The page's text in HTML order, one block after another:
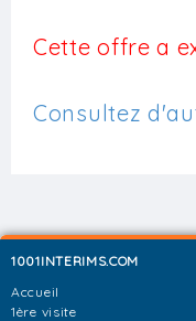
Cette offre a
Consultez
1001INTERIMS.COM
Accueil
1ère visite